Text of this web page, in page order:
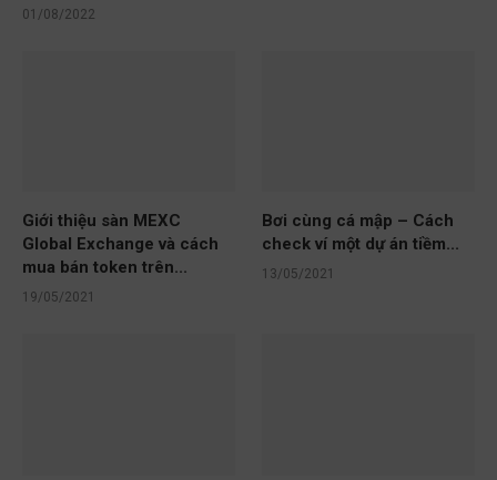
01/08/2022
Giới thiệu sàn MEXC
Global Exchange và cách
mua bán token trên...
19/05/2021
Bơi cùng cá mập – Cách
check ví một dự án tiềm...
13/05/2021